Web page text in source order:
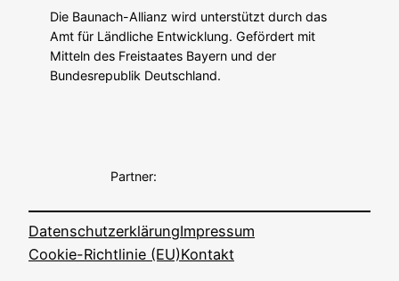
Die Baunach-Allianz wird unterstützt durch das
Amt für Ländliche Entwicklung. Gefördert mit
Mitteln des Freistaates Bayern und der
Bundesrepublik Deutschland.
Partner:
DatenschutzerklärungImpressum
Cookie-Richtlinie (EU)Kontakt